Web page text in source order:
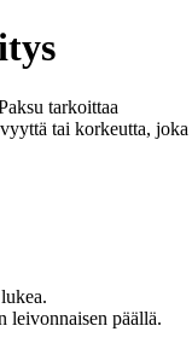
tarkoittaa
tai korkeutta, joka
leivonnaisen päällä.